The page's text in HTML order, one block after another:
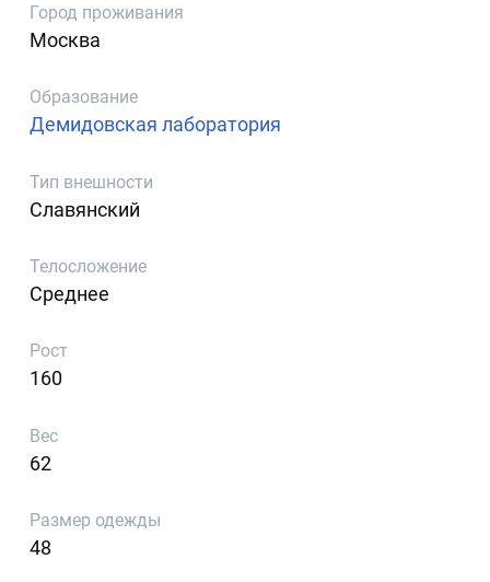
Город проживания
Москва
Образование
Демидовская лаборатория
Тип внешности
Славянский
Телосложение
Среднее
Рост
160
Вес
62
Размер одежды
48